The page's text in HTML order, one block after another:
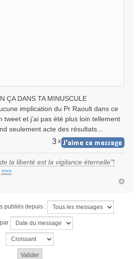
ÇA DANS TA MINUSCULE
implication du Pr Raoult dans ce
tweet et j’ai pas été plus loin tellement
seulement acte des résultats...
3 x
la liberté est la vigilance éternelle"!
>>>
publiés depuis :